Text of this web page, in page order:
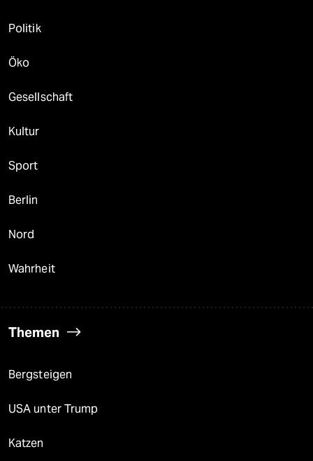
Politik
Öko
Gesellschaft
Kultur
Sport
Berlin
Nord
Wahrheit
Themen
Bergsteigen
USA unter Trump
Katzen